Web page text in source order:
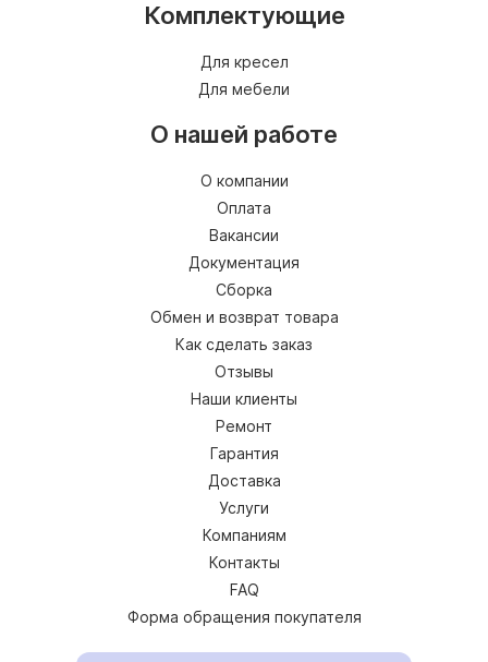
Комплектующие
Для кресел
Для мебели
О нашей работе
О компании
Оплата
Вакансии
Документация
Сборка
Обмен и возврат товара
Как сделать заказ
Отзывы
Наши клиенты
Ремонт
Гарантия
Доставка
Услуги
Компаниям
Контакты
FAQ
Форма обращения покупателя